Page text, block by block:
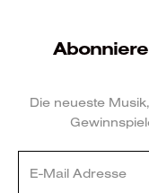
Die neueste